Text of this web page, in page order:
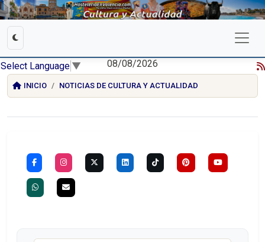
Select Language ▼ 08/08/2026
INICIO NOTICIAS DE CULTURA Y ACTUALIDAD